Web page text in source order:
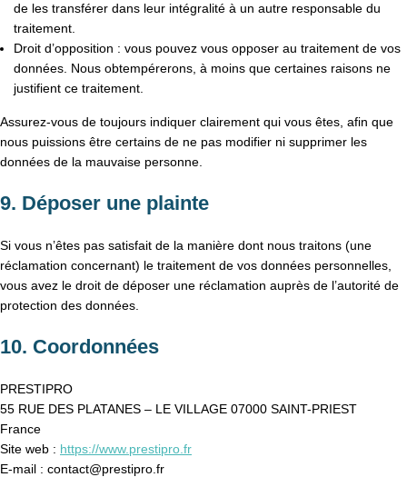
de les transférer dans leur intégralité à un autre responsable du
traitement.
Droit d’opposition : vous pouvez vous opposer au traitement de vos
données. Nous obtempérerons, à moins que certaines raisons ne
justifient ce traitement.
Assurez-vous de toujours indiquer clairement qui vous êtes, afin que
nous puissions être certains de ne pas modifier ni supprimer les
données de la mauvaise personne.
9. Déposer une plainte
Si vous n’êtes pas satisfait de la manière dont nous traitons (une
réclamation concernant) le traitement de vos données personnelles,
vous avez le droit de déposer une réclamation auprès de l’autorité de
protection des données.
10. Coordonnées
PRESTIPRO
55 RUE DES PLATANES – LE VILLAGE 07000 SAINT-PRIEST
France
Site web : https://www.prestipro.fr
E-mail : contact@prestipro.fr